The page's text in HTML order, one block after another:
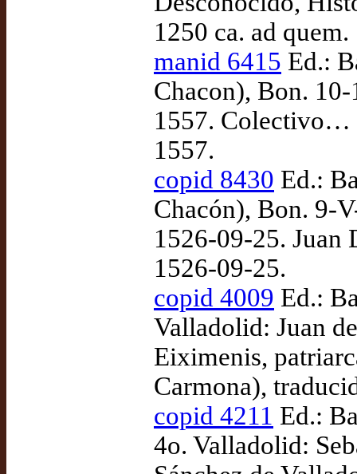
1250 ca. ad quem.
manid 6415 Ed.:
Chacon), Bon.
1557. Colectivo…
1557.
copid 8430 Ed.:
Chacón), Bon. 9-
1526-09-25. Juan
1526-09-25.
copid 4009 Ed.:
Valladolid: Juan
Eiximenis,
Carmona),
copid 4211 Ed.:
4o. Valladolid: